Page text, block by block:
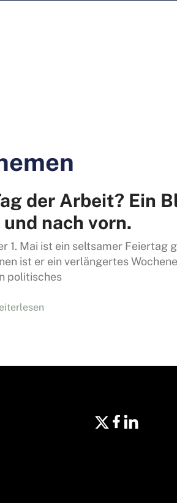
der Arbeit? Ein
und nach vorn.
1. Mai ist ein seltsamer Feiertag
ist er ein verlängertes
politisches